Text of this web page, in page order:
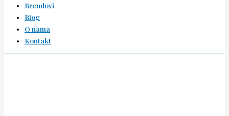
Brendovi
Blog
O nama
Kontakt